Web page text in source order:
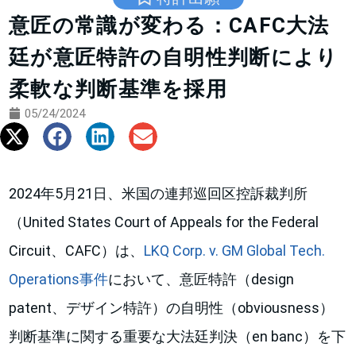
意匠の常識が変わる：CAFC大法
廷が意匠特許の自明性判断により
柔軟な判断基準を採用
05/24/2024
2024年5月21日、米国の連邦巡回区控訴裁判所
（United States Court of Appeals for the Federal
Circuit、CAFC）は、 LKQ Corp. v. GM Global Tech.
Operations事件において、意匠特許（design
patent、デザイン特許）の自明性（obviousness）
判断基準に関する重要な大法廷判決（en banc）を下